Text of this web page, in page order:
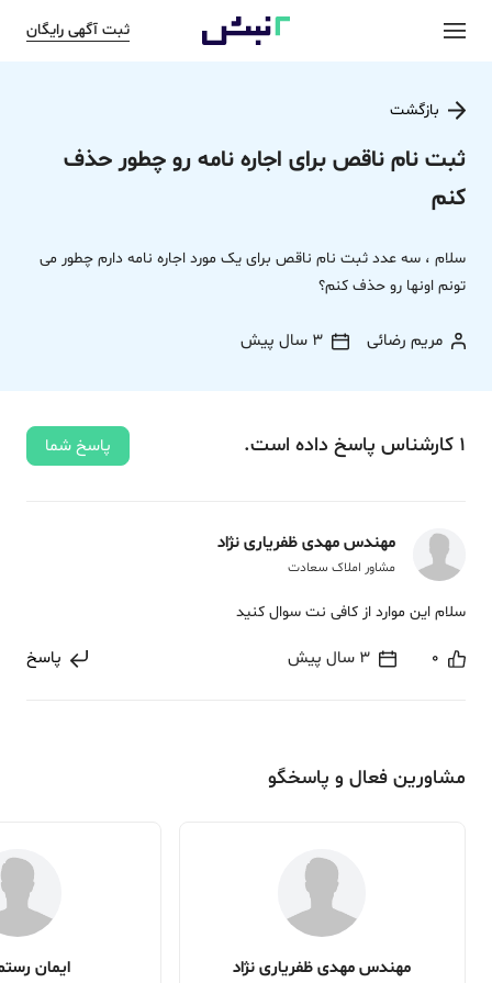
ثبت آگهی رایگان
بازگشت
ثبت نام ناقص برای اجاره نامه رو چطور حذف
کنم
سلام ، سه عدد ثبت نام ناقص برای یک مورد اجاره نامه دارم چطور می
تونم اونها رو حذف کنم؟
مریم رضائی 3 سال پیش
1 کارشناس پاسخ داده‌ است. پاسخ شما
مهندس مهدی ظفریاری نژاد
مشاور املاک سعادت
سلام این موارد از کافی نت سوال کنید
0 3 سال پیش پاسخ
مشاورین فعال و پاسخگو
مهندس مهدی ظفریاری نژاد ایمان